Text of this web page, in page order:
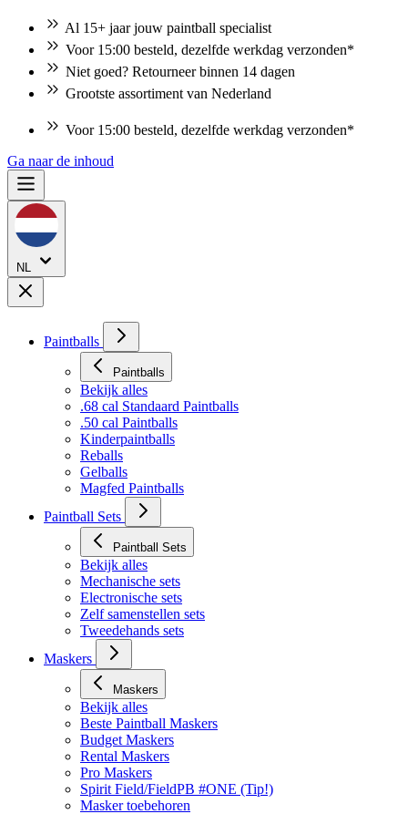
Al 15+ jaar jouw paintball specialist
Voor 15:00 besteld, dezelfde werkdag verzonden*
Niet goed? Retourneer binnen 14 dagen
Grootste assortiment van Nederland
Voor 15:00 besteld, dezelfde werkdag verzonden*
Ga naar de inhoud
NL
Paintballs
Paintballs
Bekijk alles
.68 cal Standaard Paintballs
.50 cal Paintballs
Kinderpaintballs
Reballs
Gelballs
Magfed Paintballs
Paintball Sets
Paintball Sets
Bekijk alles
Mechanische sets
Electronische sets
Zelf samenstellen sets
Tweedehands sets
Maskers
Maskers
Bekijk alles
Beste Paintball Maskers
Budget Maskers
Rental Maskers
Pro Maskers
Spirit Field/FieldPB #ONE (Tip!)
Masker toebehoren